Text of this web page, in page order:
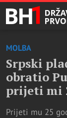
MOLBA
Srpski
obratio
prijeti mi
Prijeti mu 25